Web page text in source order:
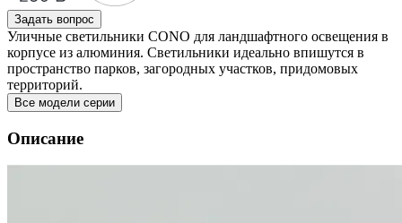
Задать вопрос
Уличные светильники CONO для ландшафтного освещения в
корпусе из алюминия. Светильники идеально впишутся в
пространство парков, загородных участков, придомовых
территорий.
Все модели серии
Описание